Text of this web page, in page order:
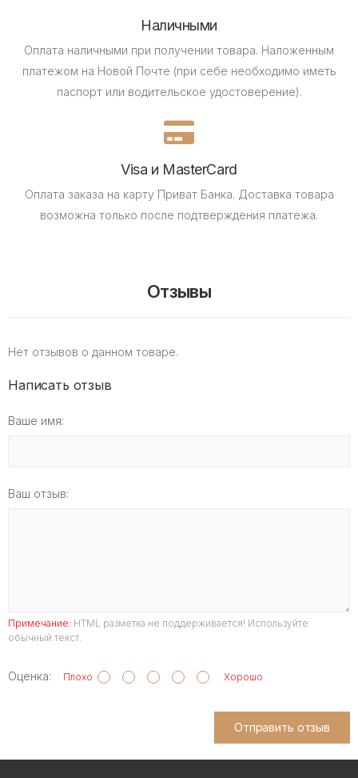
Наличными
Оплата наличными при получении товара. Наложенным
платежом на Новой Почте (при себе необходимо иметь
паспорт или водительское удостоверение).
Visa и MasterCard
Оплата заказа на карту Приват Банка. Доставка товара
возможна только после подтверждения платежа.
Отзывы
Нет отзывов о данном товаре.
Написать отзыв
Ваше имя:
Ваш отзыв:
Примечание: HTML разметка не поддерживается! Используйте
обычный текст.
Оценка: Плохо Хорошо
Отправить отзыв